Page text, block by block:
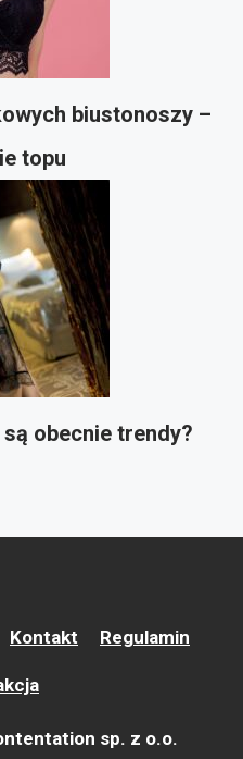
biustonoszy –
topu
obecnie trendy?
Kontakt Regulamin
sp. z o.o.